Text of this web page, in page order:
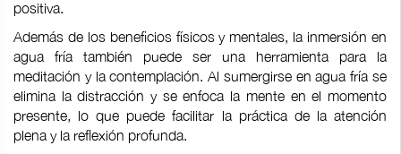
positiva.
Además de los beneficios físicos y mentales, la inmersión en
agua fría también puede ser una herramienta para la
meditación y la contemplación. Al sumergirse en agua fría se
elimina la distracción y se enfoca la mente en el momento
presente, lo que puede facilitar la práctica de la atención
plena y la reflexión profunda.